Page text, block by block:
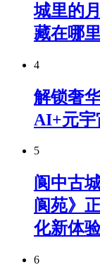
城里的
藏在哪
4
解锁奢
AI+元宇
5
阆中古
阆苑》
化新体
6